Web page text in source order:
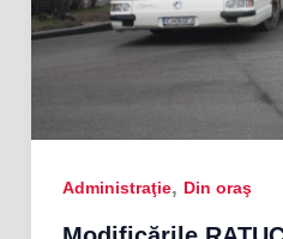
Administraţie, Din oraş